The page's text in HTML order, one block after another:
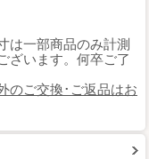
は一部商品のみ計測
ざいます。何卒ご了
のご交換･ご返品はお